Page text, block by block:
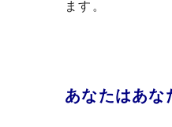
ます。
あなたはあな